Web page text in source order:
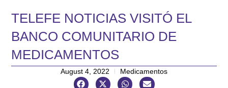
TELEFE NOTICIAS VISITÓ EL
BANCO COMUNITARIO DE
MEDICAMENTOS
August 4, 2022 Medicamentos